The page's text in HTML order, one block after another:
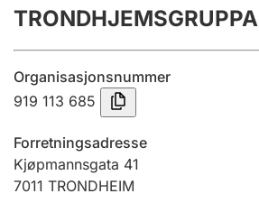
Årsregnskap
Innsending og forsinkelsesgebyr
Tinglysing
Jeger
TRONDHJEMSGRUPPA
Organisasjonsnummer
919 113 685
Forretningsadresse
Kjøpmannsgata 41
7011 TRONDHEIM